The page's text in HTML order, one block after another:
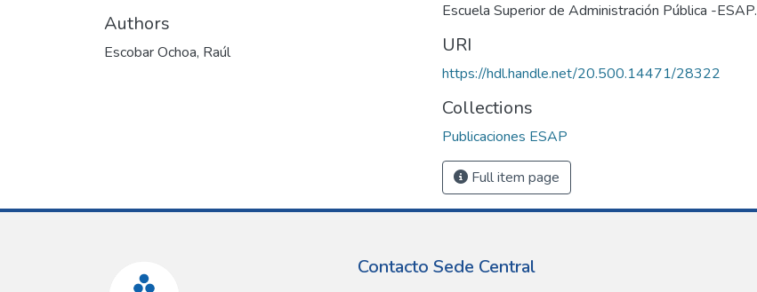
Authors
Escobar Ochoa, Raúl
Escuela Superior de Administración Pública -ESAP.
URI
https://hdl.handle.net/20.500.14471/28322
Collections
Publicaciones ESAP
Full item page
Contacto Sede Central